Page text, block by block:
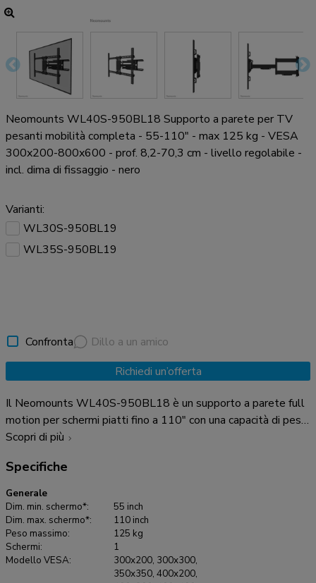
Neomounts WL40S-950BL18 Supporto a parete per TV
pesanti mobilità completa - 55-110" - max 125 kg - VESA
300x200-800x600 - prof. 8,2-70,3 cm - livello regolabile -
incl. dima di fissaggio - nero
Varianti:
WL30S-950BL19
WL35S-950BL19
Confronta
Dillo a un amico
Richiedi un’offerta
Il Neomounts WL40S-950BL18 è un supporto a parete full
motion per schermi piatti fino a 110" con una capacità di peso
massima di 125 kg. La versatile tecnologia di inclinazione
ottimale. È disponibile la regolazione del livello per
un'installazione perfetta. Il WL40S-950BL18 ha una
profondità di 8,2-70 cm ed è adatto a schermi con fori VESA
da 300x200 a 800x600 mm. Per schemi VESA extra-large
(da 800x600 a 1200x900), è disponibile il set di adattatori
VESA opzionale AWLS-950BL1. Il supporto è dotato di un
pratico sistema Easy-release che consente di fissare il
Scopri di più
Specifiche
Generale
Dim. min. schermo*:
55 inch
Dim. max. schermo*:
110 inch
Peso massimo:
125 kg
Schermi:
1
Modello VESA:
300x200, 300x300,
350x350, 400x200,